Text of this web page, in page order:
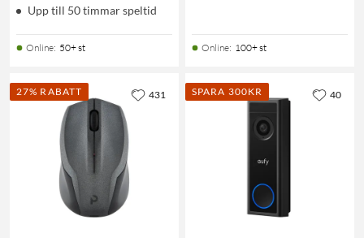
Upp till 50 timmar speltid
Online: 50+ st Online: 100+ st
27% RABATT 431 SPARA 300KR 40